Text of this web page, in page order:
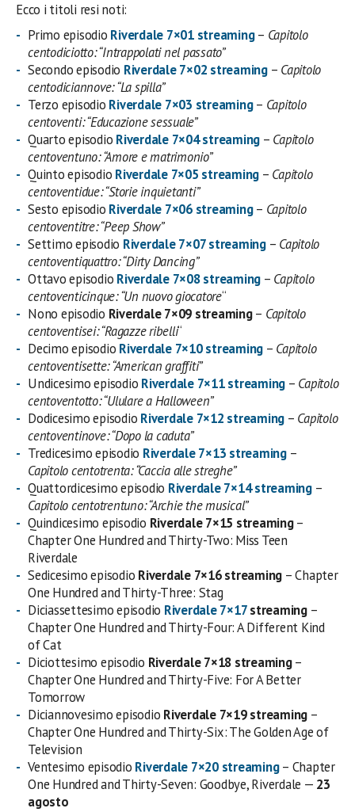
Ecco i titoli resi noti:
Primo episodio Riverdale 7×01 streaming– Capitolo
centodiciotto: “Intrappolati nel passato”
Secondo episodio Riverdale 7×02 streaming– Capitolo
centodiciannove: “La spilla”
Terzo episodio Riverdale 7×03 streaming– Capitolo
centoventi: “Educazione sessuale”
Quarto episodio Riverdale 7×04 streaming – Capitolo
centoventuno: “Amore e matrimonio”
Quinto episodio Riverdale 7×05 streaming – Capitolo
centoventidue: “Storie inquietanti”
Sesto episodio Riverdale 7×06 streaming– Capitolo
centoventitre: “Peep Show”
Settimo episodio Riverdale 7×07 streaming– Capitolo
centoventiquattro: “Dirty Dancing”
Ottavo episodio Riverdale 7×08 streaming – Capitolo
centoventicinque: “Un nuovo giocatore“
Nono episodio Riverdale 7×09 streaming– Capitolo
centoventisei: “Ragazze ribelli“
Decimo episodio Riverdale 7×10 streaming – Capitolo
centoventisette: “American graffiti”
Undicesimo episodio Riverdale 7×11 streaming – Capitolo
centoventotto: “Ululare a Halloween”
Dodicesimo episodio Riverdale 7×12 streaming – Capitolo
centoventinove: “Dopo la caduta”
Tredicesimo episodio Riverdale 7×13 streaming–
Capitolo centotrenta: “Caccia alle streghe”
Quattordicesimo episodio Riverdale 7×14 streaming–
Capitolo centotrentuno: “Archie the musical”
Quindicesimo episodio Riverdale 7×15 streaming–
Chapter One Hundred and Thirty-Two: Miss Teen
Riverdale
Sedicesimo episodio Riverdale 7×16streaming – Chapter
One Hundred and Thirty-Three: Stag
Diciassettesimo episodio Riverdale 7×17 streaming–
Chapter One Hundred and Thirty-Four: A Different Kind
of Cat
Diciottesimo episodio Riverdale 7×18 streaming–
Chapter One Hundred and Thirty-Five: For A Better
Tomorrow
Diciannovesimo episodio Riverdale 7×19streaming –
Chapter One Hundred and Thirty-Six: The Golden Age of
Television
Ventesimo episodio Riverdale 7×20 streaming– Chapter
One Hundred and Thirty-Seven: Goodbye, Riverdale — 23
agosto